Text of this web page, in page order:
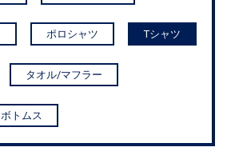
ポロシャツ Tシャツ
タオル/マフラー
ボトムス